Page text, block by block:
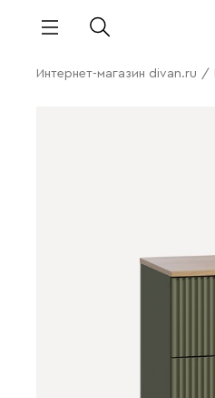
Интернет-магазин divan.ru /